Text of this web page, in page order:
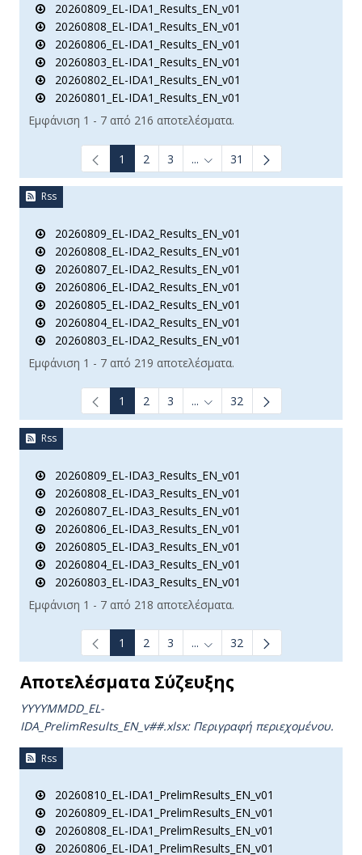
20260809_EL-IDA1_Results_EN_v01
20260808_EL-IDA1_Results_EN_v01
20260806_EL-IDA1_Results_EN_v01
20260803_EL-IDA1_Results_EN_v01
20260802_EL-IDA1_Results_EN_v01
20260801_EL-IDA1_Results_EN_v01
Εμφάνιση 1 - 7 από 216 αποτελέσματα.
1 2 3 ... Ενδιάμεσες σελίδες Use
31
Rss
20260809_EL-IDA2_Results_EN_v01
20260808_EL-IDA2_Results_EN_v01
20260807_EL-IDA2_Results_EN_v01
20260806_EL-IDA2_Results_EN_v01
20260805_EL-IDA2_Results_EN_v01
20260804_EL-IDA2_Results_EN_v01
20260803_EL-IDA2_Results_EN_v01
Εμφάνιση 1 - 7 από 219 αποτελέσματα.
1 2 3 ... Ενδιάμεσες σελίδες Use
32
Rss
20260809_EL-IDA3_Results_EN_v01
20260808_EL-IDA3_Results_EN_v01
20260807_EL-IDA3_Results_EN_v01
20260806_EL-IDA3_Results_EN_v01
20260805_EL-IDA3_Results_EN_v01
20260804_EL-IDA3_Results_EN_v01
20260803_EL-IDA3_Results_EN_v01
Εμφάνιση 1 - 7 από 218 αποτελέσματα.
1 2 3 ... Ενδιάμεσες σελίδες Use
32
Αποτελέσματα Σύζευξης
YYYYMMDD_EL-
IDA_PrelimResults_ΕΝ_v##.xlsx:Περιγραφή περιεχομένου.
Rss
20260810_EL-IDA1_PrelimResults_EN_v01
20260809_EL-IDA1_PrelimResults_EN_v01
20260808_EL-IDA1_PrelimResults_EN_v01
20260806_EL-IDA1_PrelimResults_EN_v01